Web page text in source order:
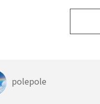
polepole